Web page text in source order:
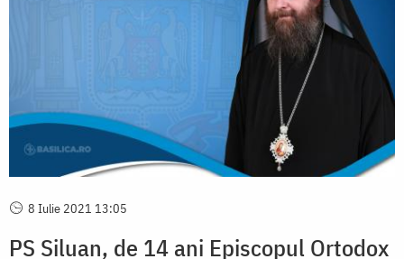
8 Iulie 2021 13:05
PS Siluan, de 14 ani Episcopul Ortodox